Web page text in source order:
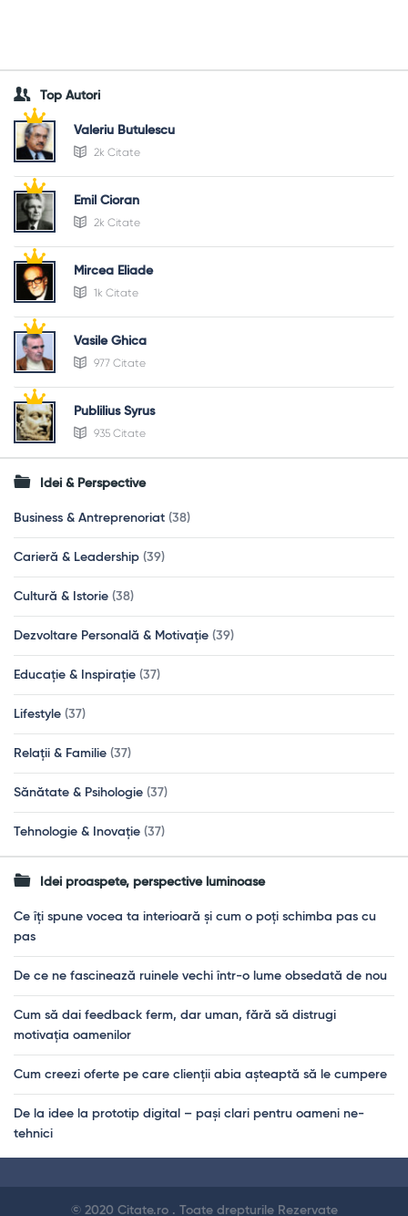
Top Autori
Valeriu Butulescu
2k Citate
Emil Cioran
2k Citate
Mircea Eliade
1k Citate
Vasile Ghica
977 Citate
Publilius Syrus
935 Citate
Idei & Perspective
Business & Antreprenoriat (38)
Carieră & Leadership (39)
Cultură & Istorie (38)
Dezvoltare Personală & Motivație (39)
Educație & Inspirație (37)
Lifestyle (37)
Relații & Familie (37)
Sănătate & Psihologie (37)
Tehnologie & Inovație (37)
Idei proaspete, perspective luminoase
Ce îți spune vocea ta interioară și cum o poți schimba pas cu
pas
De ce ne fascinează ruinele vechi într-o lume obsedată de nou
Cum să dai feedback ferm, dar uman, fără să distrugi
motivația oamenilor
Cum creezi oferte pe care clienții abia așteaptă să le cumpere
De la idee la prototip digital – pași clari pentru oameni ne-
tehnici
© 2020 Citate.ro . Toate drepturile Rezervate